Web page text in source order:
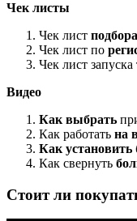
Чек листы
Чек лист
Чек лист по
Чек лист запуска
Видео
Как выбрать
Как работать на
Как установить
Как свернуть
Стоит ли